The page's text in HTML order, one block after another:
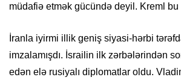
müdafiə etmək gücündə deyil. Kreml
İranla iyirmi illik geniş siyasi-hərbi
imzalamışdı. İsrailin ilk zərbələrindən
edən elə rusiyalı diplomatlar oldu.